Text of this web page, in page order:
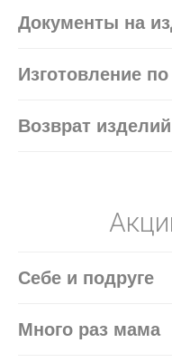
Документы на
Изготовление
Возврат изделий
Себе и подруге
Много раз мама